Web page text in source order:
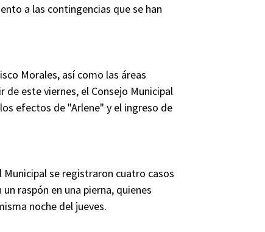
a las contingencias que se han
Morales, así como las áreas
este viernes, el Consejo Municipal
efectos de "Arlene" y el ingreso de
se registraron cuatro casos
raspón en una pierna, quienes
noche del jueves.